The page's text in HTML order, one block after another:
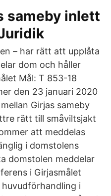
sameby inlett
– har rätt att upplåta
dom och håller
Mål: T 853-18
den 23 januari 2020
Girjas sameby
rätt till småviltsjakt
att meddelas
i domstolens
domstolen meddelar
i Girjasmålet
i